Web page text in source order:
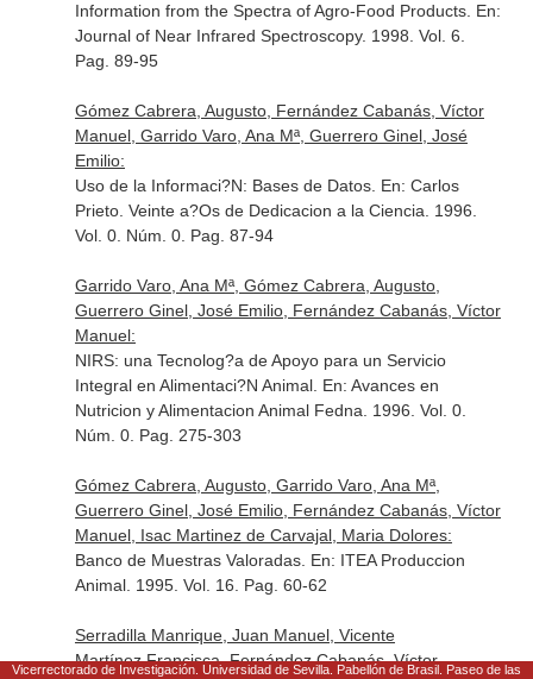
Information from the Spectra of Agro-Food Products. En:
Journal of Near Infrared Spectroscopy. 1998. Vol. 6.
Pag. 89-95
Gómez Cabrera, Augusto, Fernández Cabanás, Víctor
Manuel, Garrido Varo, Ana Mª, Guerrero Ginel, José
Emilio:
Uso de la Informaci?N: Bases de Datos. En: Carlos
Prieto. Veinte a?Os de Dedicacion a la Ciencia . 1996.
Vol. 0. Núm. 0. Pag. 87-94
Garrido Varo, Ana Mª, Gómez Cabrera, Augusto,
Guerrero Ginel, José Emilio, Fernández Cabanás, Víctor
Manuel:
NIRS: una Tecnolog?a de Apoyo para un Servicio
Integral en Alimentaci?N Animal. En: Avances en
Nutricion y Alimentacion Animal Fedna . 1996. Vol. 0.
Núm. 0. Pag. 275-303
Gómez Cabrera, Augusto, Garrido Varo, Ana Mª,
Guerrero Ginel, José Emilio, Fernández Cabanás, Víctor
Manuel, Isac Martinez de Carvajal, Maria Dolores:
Banco de Muestras Valoradas. En: ITEA Produccion
Animal. 1995. Vol. 16. Pag. 60-62
Serradilla Manrique, Juan Manuel, Vicente
Martínez,Francisca, Fernández Cabanás, Víctor
Vicerrectorado de Investigación. Universidad de Sevilla. Pabellón de Brasil. Paseo de las